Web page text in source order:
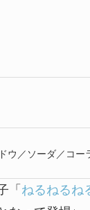
ウ／ソーダ／コー
「 ねるねるね